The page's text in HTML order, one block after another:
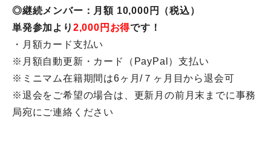
◎継続メンバー：月額 10,000円（税込）
単発参加より 2,000円お得です！
・月額カード支払い
※月額自動更新・カード（PayPal）支払い
※ミニマム在籍期間は6ヶ月/７ヶ月目から退会可
※退会をご希望の場合は、 更新月の前月末までに事務
局宛にご連絡ください